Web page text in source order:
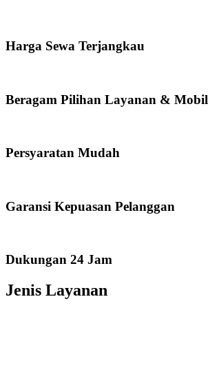
Harga Sewa Terjangkau
Beragam Pilihan Layanan & Mobil
Persyaratan Mudah
Garansi Kepuasan Pelanggan
Dukungan 24 Jam
Jenis Layanan